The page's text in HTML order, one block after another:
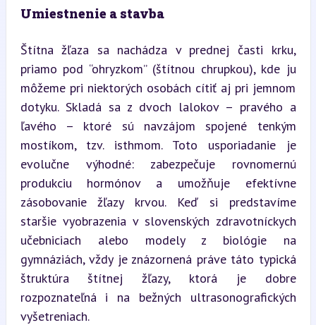
Umiestnenie a stavba
Štítna žľaza sa nachádza v prednej časti krku,
priamo pod “ohryzkom” (štítnou chrupkou), kde ju
môžeme pri niektorých osobách cítiť aj pri jemnom
dotyku. Skladá sa z dvoch lalokov – pravého a
ľavého – ktoré sú navzájom spojené tenkým
mostíkom, tzv. isthmom. Toto usporiadanie je
evolučne výhodné: zabezpečuje rovnomernú
produkciu hormónov a umožňuje efektívne
zásobovanie žľazy krvou. Keď si predstavíme
staršie vyobrazenia v slovenských zdravotníckych
učebniciach alebo modely z biológie na
gymnáziách, vždy je znázornená práve táto typická
štruktúra štítnej žľazy, ktorá je dobre
rozpoznateľná i na bežných ultrasonografických
vyšetreniach.